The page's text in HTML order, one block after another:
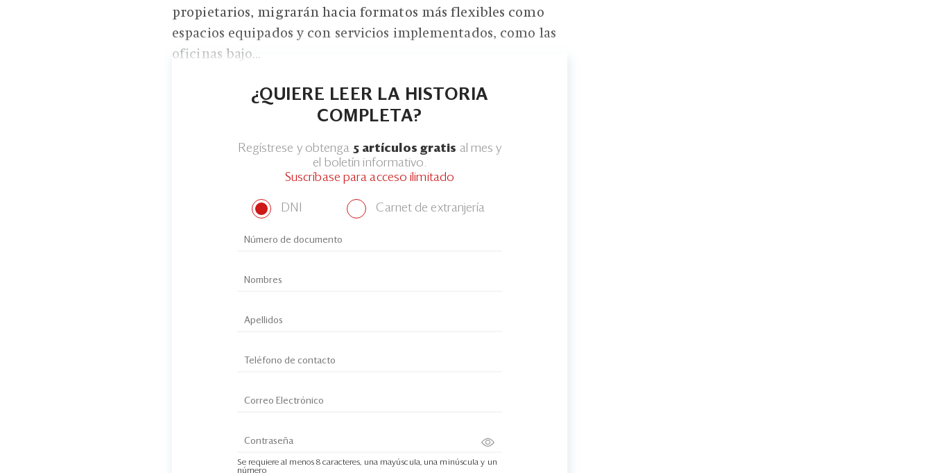
propietarios, migrarán hacia formatos más flexibles como
espacios equipados y con servicios implementados, como las
oficinas bajo...
¿QUIERE LEER LA HISTORIA
COMPLETA?
Regístrese y obtenga 5 artículos gratis al mes y
el boletín informativo.
Suscríbase para acceso ilimitado
DNI Carnet de extranjería
Se requiere al menos 8 caracteres, una mayúscula, una minúscula y un
número